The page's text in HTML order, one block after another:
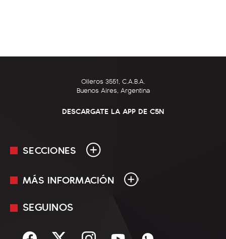
Olleros 3551, C.A.B.A.
Buenos Aires, Argentina
DESCARGATE LA APP DE C5N
SECCIONES
En Vivo
Sociedad
MÁS INFORMACIÓN
Mediakit
Términos y condiciones
SEGUINOS